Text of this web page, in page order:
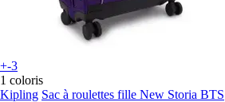
+-3
1 coloris
Kipling Sac à roulettes fille New Storia BTS